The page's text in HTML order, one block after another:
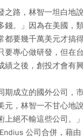
之路，林智一坦白地
錢。」因為在美國，
都要幾千萬美元才搞
要專心做研發，但在
之後，創投才會有興
期成立的國外公司，
元，林智一不甘心地
上絕不輸這些公司。
公司合併，藉